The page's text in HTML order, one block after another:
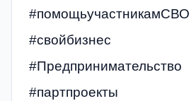
#помощьучастникамСВО
#свойбизнес
#Предпринимательство
#партпроекты